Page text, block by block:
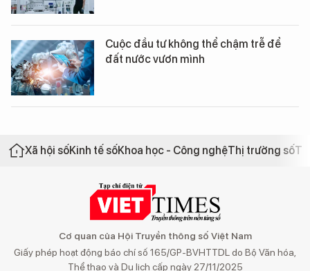
Cuộc đầu tư không thể chậm trễ để
đất nước vươn mình
Xã hội sốKinh tế sốKhoa học - Công nghệThị trường số
Cơ quan của Hội Truyền thông số Việt Nam
Giấy phép hoạt động báo chí số 165/GP-BVHTTDL do Bộ Văn hóa,
Thể thao và Du lịch cấp ngày 27/11/2025